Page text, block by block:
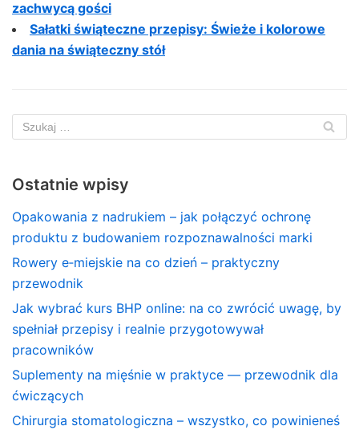
zachwycą gości
Sałatki świąteczne przepisy: Świeże i kolorowe
dania na świąteczny stół
Ostatnie wpisy
Opakowania z nadrukiem – jak połączyć ochronę
produktu z budowaniem rozpoznawalności marki
Rowery e‑miejskie na co dzień – praktyczny
przewodnik
Jak wybrać kurs BHP online: na co zwrócić uwagę, by
spełniał przepisy i realnie przygotowywał
pracowników
Suplementy na mięśnie w praktyce — przewodnik dla
ćwiczących
Chirurgia stomatologiczna – wszystko, co powinieneś